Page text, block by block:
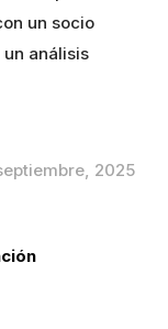
un socio
un análisis
2025